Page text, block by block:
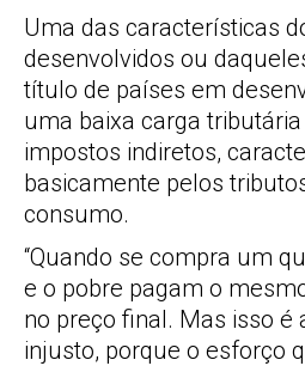
Uma das características
desenvolvidos ou
título de países em
uma baixa carga
impostos indiretos,
basicamente pelos
consumo.
“Quando se compra um
e o pobre pagam o
no preço final. Mas isso é
injusto, porque o esforço